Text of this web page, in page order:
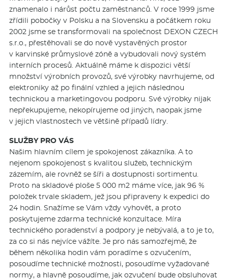
znamenalo i nárůst počtu zaměstnanců. V roce 1999 jsme
zřídili pobočky v Polsku a na Slovensku a počátkem roku
2002 jsme se transformovali na společnost DEXON CZECH
s.r.o., přestěhovali se do nově vystavěných prostor
v karvinské průmyslové zóně a vybudovali nový systém
interních procesů. Aktuálně máme k dispozici větší
množství výrobních provozů, své výrobky navrhujeme, od
elektroniky až po finální vzhled a jejich následnou
technickou a marketingovou podporu. Své výrobky nijak
nepřekupujeme, nekopírujeme od jiných, naopak jsme
v jejich vlastnostech ve většině případů lídry.
SLUŽBY PRO VÁS
Našim hlavním cílem je spokojenost zákazníka. A to
nejenom spokojenost s kvalitou služeb, technickým
zázemím, ale rovněž se šíři a dostupnosti sortimentu.
Proto na skladové ploše 5 000 m2 máme více, jak 96 %
položek trvale skladem, jež jsou připraveny k expedici do
24 hodin. Snažíme se Vám vždy vyhovět, a proto
poskytujeme zdarma technické konzultace. Míra
technického poradenství a podpory je nebývalá, a to je to,
za co si nás nejvíce vážíte. Je pro nás samozřejmě, že
během několika hodin vám poradíme s ozvučením,
posoudíme technické možnosti, posoudíme vyžadované
normy, a hlavně posoudíme, jak ozvučení bude obsluhovat